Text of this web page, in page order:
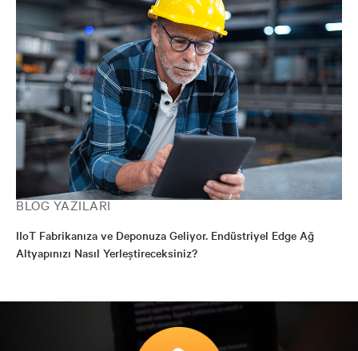
BLOG YAZILARI
IIoT Fabrikanıza ve Deponuza Geliyor. Endüstriyel Edge Ağ
Altyapınızı Nasıl Yerleştireceksiniz?